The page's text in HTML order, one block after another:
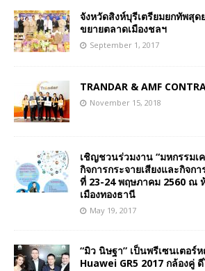
จังหวัดสิงห์บุรีเตรียมยกทัพสุ
ขยายตลาดเมืองชลฯ
September 1, 2017
TRANDAR & AMF
November 15, 2018
เชิญชวนร่วมงาน “มหกรรมเ
กิจการกระจายเสียงและกิจก
ที่ 23-24 พฤษภาคม 2560 ณ
เมืองทองธานี
May 19, 2017
“มิว นิษฐา” เป็นพรีเซนเตอร์
Huawei GR5 2017 กล้องคู่